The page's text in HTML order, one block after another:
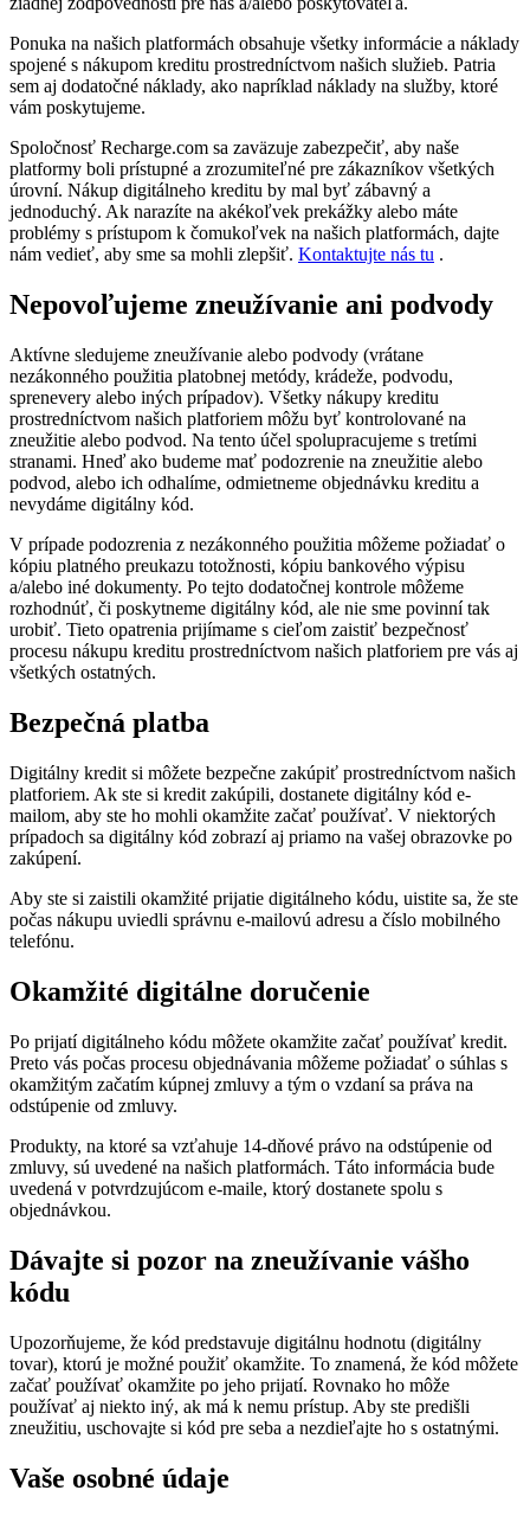
Ponuka na našich platformách obsahuje všetky informácie a náklady
spojené s nákupom kreditu prostredníctvom našich služieb. Patria
sem aj dodatočné náklady, ako napríklad náklady na služby, ktoré
vám poskytujeme.
Spoločnosť Recharge.com sa zaväzuje zabezpečiť, aby naše
platformy boli prístupné a zrozumiteľné pre zákazníkov všetkých
úrovní. Nákup digitálneho kreditu by mal byť zábavný a
jednoduchý. Ak narazíte na akékoľvek prekážky alebo máte
problémy s prístupom k čomukoľvek na našich platformách, dajte
nám vedieť, aby sme sa mohli zlepšiť. Kontaktujte nás tu .
Nepovoľujeme zneužívanie ani podvody
Aktívne sledujeme zneužívanie alebo podvody (vrátane
nezákonného použitia platobnej metódy, krádeže, podvodu,
sprenevery alebo iných prípadov). Všetky nákupy kreditu
prostredníctvom našich platforiem môžu byť kontrolované na
zneužitie alebo podvod. Na tento účel spolupracujeme s tretími
stranami. Hneď ako budeme mať podozrenie na zneužitie alebo
podvod, alebo ich odhalíme, odmietneme objednávku kreditu a
nevydáme digitálny kód.
V prípade podozrenia z nezákonného použitia môžeme požiadať o
kópiu platného preukazu totožnosti, kópiu bankového výpisu
a/alebo iné dokumenty. Po tejto dodatočnej kontrole môžeme
rozhodnúť, či poskytneme digitálny kód, ale nie sme povinní tak
urobiť. Tieto opatrenia prijímame s cieľom zaistiť bezpečnosť
procesu nákupu kreditu prostredníctvom našich platforiem pre vás aj
všetkých ostatných.
Bezpečná platba
Digitálny kredit si môžete bezpečne zakúpiť prostredníctvom našich
platforiem. Ak ste si kredit zakúpili, dostanete digitálny kód e-
mailom, aby ste ho mohli okamžite začať používať. V niektorých
prípadoch sa digitálny kód zobrazí aj priamo na vašej obrazovke po
zakúpení.
Aby ste si zaistili okamžité prijatie digitálneho kódu, uistite sa, že ste
počas nákupu uviedli správnu e-mailovú adresu a číslo mobilného
telefónu.
Okamžité digitálne doručenie
Po prijatí digitálneho kódu môžete okamžite začať používať kredit.
Preto vás počas procesu objednávania môžeme požiadať o súhlas s
okamžitým začatím kúpnej zmluvy a tým o vzdaní sa práva na
odstúpenie od zmluvy.
Produkty, na ktoré sa vzťahuje 14-dňové právo na odstúpenie od
zmluvy, sú uvedené na našich platformách. Táto informácia bude
uvedená v potvrdzujúcom e-maile, ktorý dostanete spolu s
objednávkou.
Dávajte si pozor na zneužívanie vášho
kódu
Upozorňujeme, že kód predstavuje digitálnu hodnotu (digitálny
tovar), ktorú je možné použiť okamžite. To znamená, že kód môžete
začať používať okamžite po jeho prijatí. Rovnako ho môže
používať aj niekto iný, ak má k nemu prístup. Aby ste predišli
zneužitiu, uschovajte si kód pre seba a nezdieľajte ho s ostatnými.
Vaše osobné údaje